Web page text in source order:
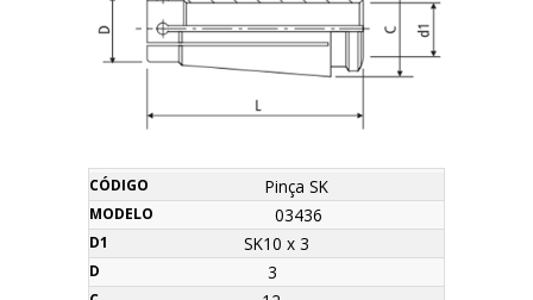
NomeCódigo LOrçamento
Pinça SK
03436
SK10 x 3
3